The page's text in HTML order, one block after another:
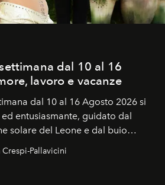
dal 10 al 16
lavoro e vacanze
dal 10 al 16 Agosto 2026 si
entusiasmante, guidato dal
solare del Leone e dal buio
nuova in Leone del 12 agosto,
Perseidi.
Pallavicini